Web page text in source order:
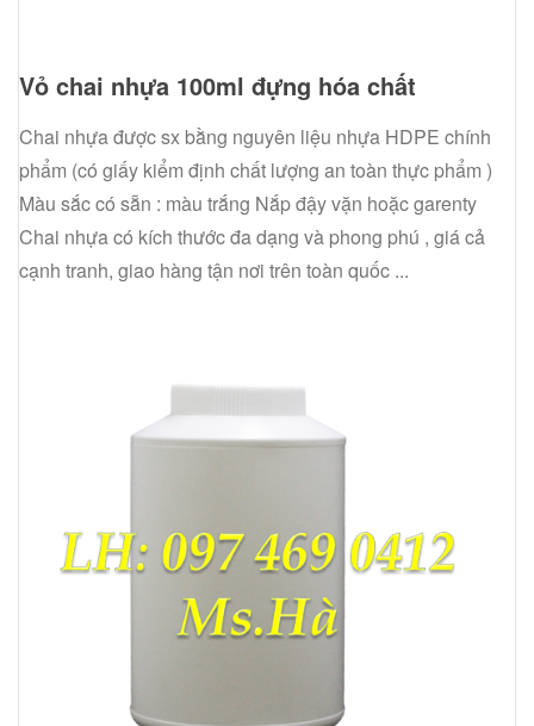
Vỏ chai nhựa 100ml đựng hóa chất
Chai nhựa được sx bằng nguyên liệu nhựa HDPE chính
phẩm (có giấy kiểm định chất lượng an toàn thực phẩm )
Màu sắc có sẵn : màu trắng Nắp đậy vặn hoặc garenty
Chai nhựa có kích thước đa dạng và phong phú , giá cả
cạnh tranh, giao hàng tận nơi trên toàn quốc ...